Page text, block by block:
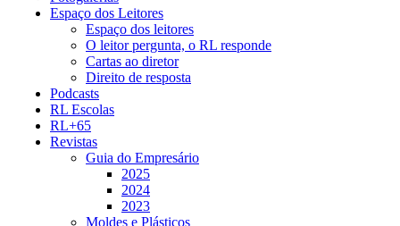
Espaço dos Leitores
Espaço dos leitores
O leitor pergunta, o RL responde
Cartas ao diretor
Direito de resposta
Podcasts
RL Escolas
RL+65
Revistas
Guia do Empresário
2025
2024
2023
Moldes e Plásticos